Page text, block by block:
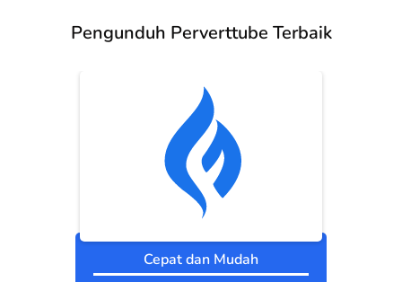
Pengunduh Perverttube Terbaik
Cepat dan Mudah